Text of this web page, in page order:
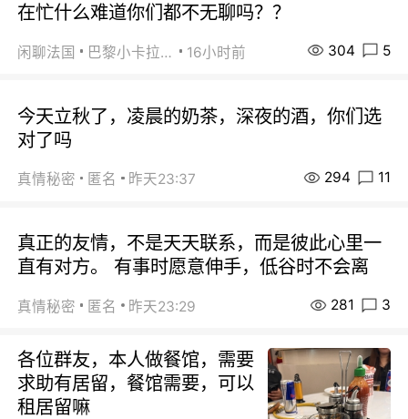
在忙什么难道你们都不无聊吗？？
闲聊法国 巴黎小卡拉咪 16小时前 304 5
今天立秋了，凌晨的奶茶，深夜的酒，你们选
对了吗
真情秘密 匿名 昨天23:37 294 11
真正的友情，不是天天联系，而是彼此心里一
直有对方。 有事时愿意伸手，低谷时不会离
真情秘密 匿名 昨天23:29 281 3
各位群友，本人做餐馆，需要
求助有居留，餐馆需要，可以
租居留嘛